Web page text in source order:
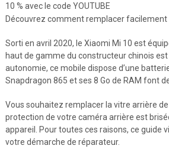
10 % avec le code YOUTUBE
Découvrez comment remplacer
Sorti en avril 2020, le Xiaomi Mi 10 est
haut de gamme du constructeur chinois
autonomie, ce mobile dispose d’une
Snapdragon 865 et ses 8 Go de RAM font
Vous souhaitez remplacer la vitre arrière
protection de votre caméra arrière est
appareil. Pour toutes ces raisons, ce guide
votre démarche de réparateur.